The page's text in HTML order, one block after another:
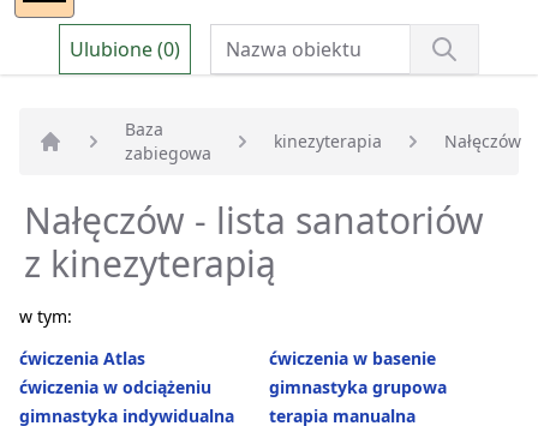
Ulubione (0)
Strona główna
Baza
zabiegowa
kinezyterapia Nałęczów
Nałęczów - lista sanatoriów
z kinezyterapią
w tym:
ćwiczenia Atlas
ćwiczenia w basenie
ćwiczenia w odciążeniu
gimnastyka grupowa
gimnastyka indywidualna
terapia manualna